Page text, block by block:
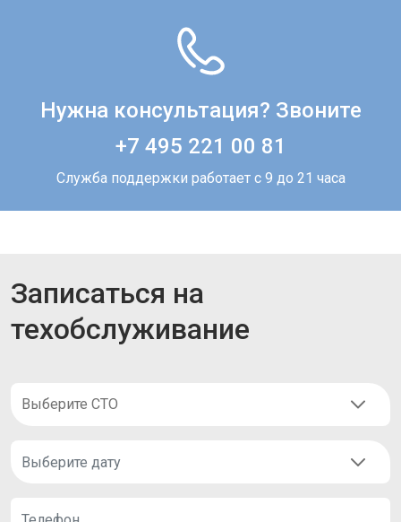
Нужна консультация? Звоните
+7 495 221 00 81
Служба поддержки работает с 9 до 21 часа
Записаться на
техобслуживание